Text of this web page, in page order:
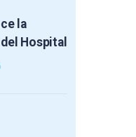
la
Hospital